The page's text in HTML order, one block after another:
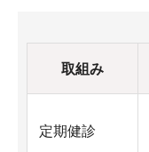
取組み
定期健診